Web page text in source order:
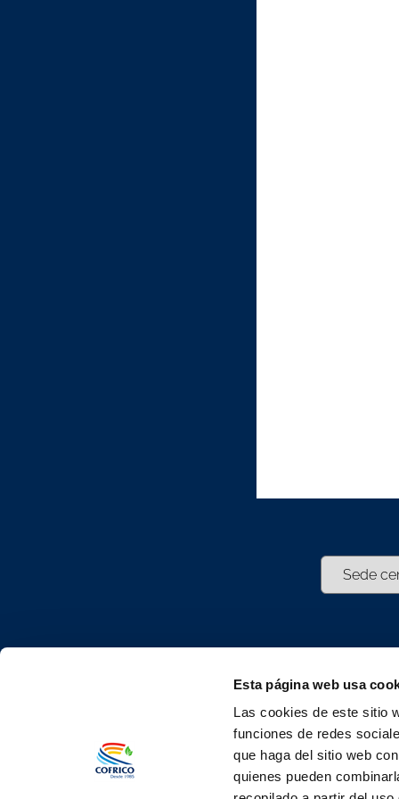
Esta página web usa
Las cookies de este sitio
funciones de redes
que haga del sitio web
quienes pueden
atento a
y noticias.